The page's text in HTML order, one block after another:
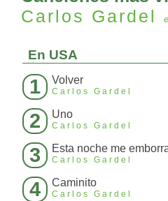
Carlos Gardel
En USA
1 Volver
Carlos Gardel
2 Uno
Carlos Gardel
3 Esta noche me
Carlos Gardel
4 Caminito
Carlos Gardel